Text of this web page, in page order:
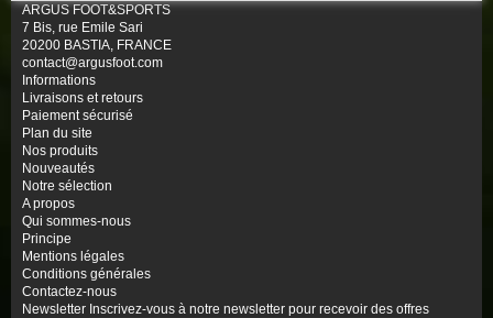
ARGUS FOOT&SPORTS
7 Bis, rue Emile Sari
20200 BASTIA, FRANCE
contact@argusfoot.com
Informations
Livraisons et retours
Paiement sécurisé
Plan du site
Nos produits
Nouveautés
Notre sélection
A propos
Qui sommes-nous
Principe
Mentions légales
Conditions générales
Contactez-nous
Newsletter Inscrivez-vous à notre newsletter pour recevoir des offres